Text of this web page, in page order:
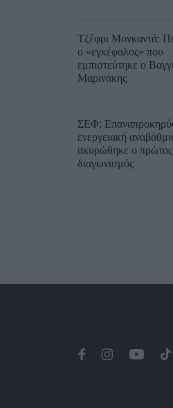
Τζέφρι Μονκαντά:
ο «εγκέφαλος» που
εμπιστεύτηκε ο
Μαρινάκης
ΣΕΦ:
ενεργειακή
ακυρώθηκε ο πρώτος
διαγωνισμός